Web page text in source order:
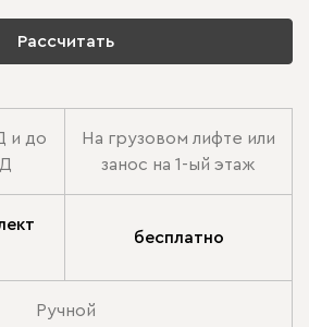
Рассчитать
и до
На грузовом лифте или
занос на 1-ый этаж
бесплатно
Ручной